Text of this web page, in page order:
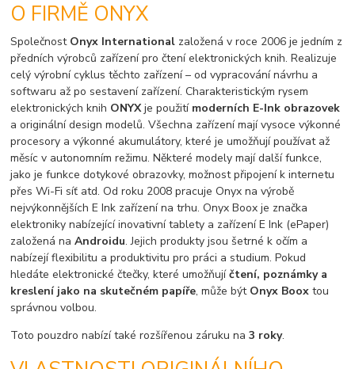
O FIRMĚ ONYX
Společnost Onyx International založená v roce 2006 je jedním z
předních výrobců zařízení pro čtení elektronických knih. Realizuje
celý výrobní cyklus těchto zařízení – od vypracování návrhu a
softwaru až po sestavení zařízení. Charakteristickým rysem
elektronických knih ONYXje použití moderních E-Ink obrazovek
a originální design modelů. Všechna zařízení mají vysoce výkonné
procesory a výkonné akumulátory, které je umožňují používat až
měsíc v autonomním režimu. Některé modely mají další funkce,
jako je funkce dotykové obrazovky, možnost připojení k internetu
přes Wi-Fi síť atd. Od roku 2008 pracuje Onyx na výrobě
nejvýkonnějších E Ink zařízení na trhu. Onyx Boox je značka
elektroniky nabízející inovativní tablety a zařízení E Ink (ePaper)
založená naAndroidu. Jejich produkty jsou šetrné k očím a
nabízejí flexibilitu a produktivitu pro práci a studium. Pokud
hledáte elektronické čtečky, které umožňujíčtení, poznámky a
kreslení jako na skutečném papíře, může být Onyx Booxtou
správnou volbou.
Toto pouzdro nabízí také rozšířenou záruku na3 roky.